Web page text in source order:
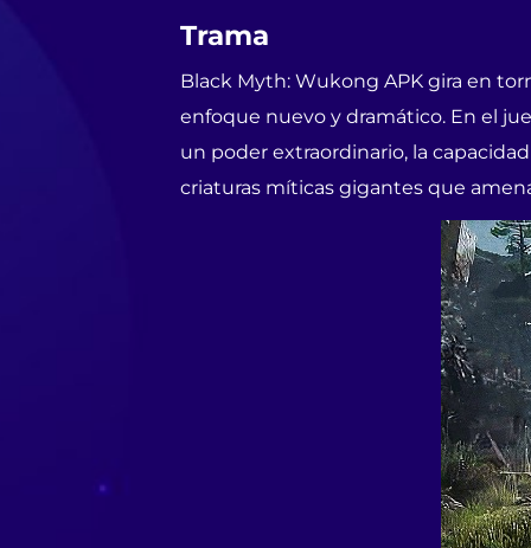
Trama
Black Myth: Wukong APK gira en
enfoque nuevo y dramático. En el
un poder extraordinario, la
criaturas míticas gigantes que